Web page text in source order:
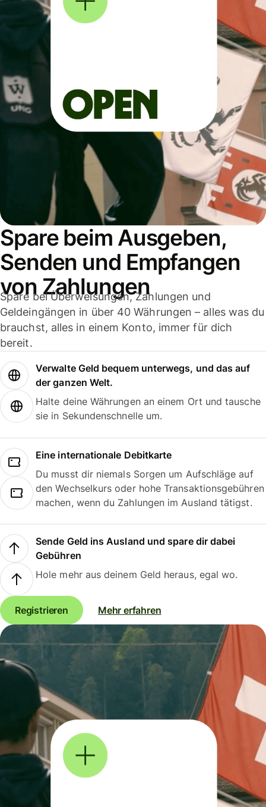
Spare beim Ausgeben,
Senden und Empfangen
von Zahlungen
Spare bei Überweisungen, Zahlungen und
Geldeingängen in über 40 Währungen – alles was du
brauchst, alles in einem Konto, immer für dich
bereit.
Verwalte Geld bequem unterwegs, und das auf
der ganzen Welt.
Halte deine Währungen an einem Ort und tausche
sie in Sekundenschnelle um.
Eine internationale Debitkarte
Du musst dir niemals Sorgen um Aufschläge auf
den Wechselkurs oder hohe Transaktionsgebühren
machen, wenn du Zahlungen im Ausland tätigst.
Sende Geld ins Ausland und spare dir dabei
Gebühren
Hole mehr aus deinem Geld heraus, egal wo.
Registrieren Mehr erfahren